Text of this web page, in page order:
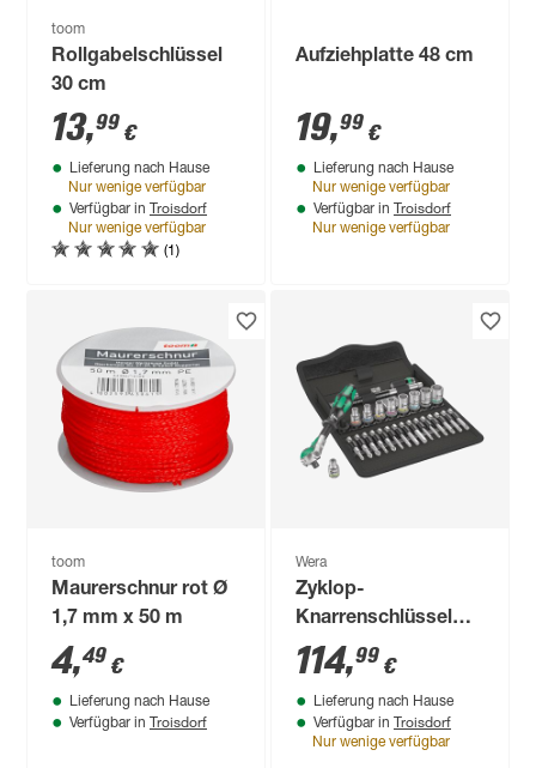
toom
Rollgabelschlüssel
30 cm
13,99 €
Lieferung nach Hause
Nur wenige verfügbar
Verfügbar in Troisdorf
Nur wenige verfügbar
(1)
Aufziehplatte 48 cm
19,99 €
Lieferung nach Hause
Nur wenige verfügbar
Verfügbar in Troisdorf
Nur wenige verfügbar
toom
Maurerschnur rot Ø
1,7 mm x 50 m
4,49 €
Lieferung nach Hause
Verfügbar in Troisdorf
Wera
Zyklop-
Knarrenschlüssel
1/4" Speed 8100 SA
6 SB 28-teilig
114,99 €
Lieferung nach Hause
Verfügbar in Troisdorf
Nur wenige verfügbar